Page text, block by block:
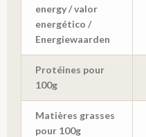
energy / valor
energético /
Energiewaarden
Protéines pour
100g
Matières grasses
pour 100g